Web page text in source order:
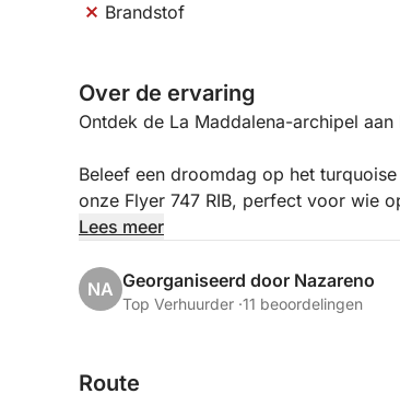
Brandstof
Over de ervaring
Ontdek de La Maddalena-archipel
Beleef een droomdag op het
onze Flyer 747 RIB, perfect voor wie
uitzichten.
Met een skipper inbegrepen kunt u
iconische bezienswaardigheden van
Kenmerken van de RIB:
Lees meer
NA Georganiseerd door Nazareno
Top Verhuurder ·11 beoordelingen
Route